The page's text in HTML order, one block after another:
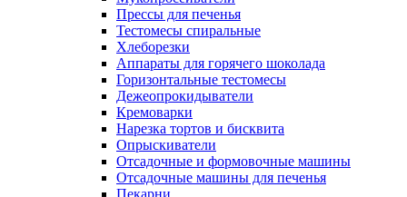
Прессы для печенья
Тестомесы спиральные
Хлеборезки
Аппараты для горячего шоколада
Горизонтальные тестомесы
Дежеопрокидыватели
Кремоварки
Нарезка тортов и бисквита
Опрыскиватели
Отсадочные и формовочные машины
Отсадочные машины для печенья
Пекарни